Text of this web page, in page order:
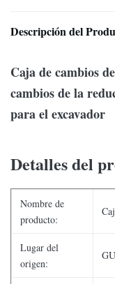
Descripción del
Caja de cambios
cambios de la
para el excavador
Detalles del
Nombre de
producto:
Lugar del
origen: